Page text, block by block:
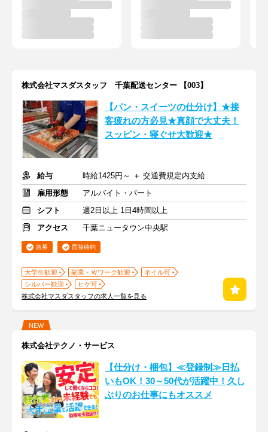
株式会社マスダスタッフ 千葉配送センター 【003】
【パン・スイーツの仕分け】★接
客疲れの方必見★真顔で大丈夫！
スッピン・寝ぐせ大歓迎★
給与
時給1425円～ ＋ 交通費規定内支給
雇用形態
アルバイト・パート
シフト
週2日以上 1日4時間以上
アクセス
千葉ニュータウン中央駅
急募 面接確約
大学生歓迎 副業・Ｗワーク歓迎
ネイル可
シルバー歓迎
ヒゲ可
株式会社マスダスタッフの求人一覧を見る
NEW
株式会社テクノ・サービス
【仕分け・梱包】≪登録制≫日払
いもOK！30～50代が活躍中！久し
ぶりのお仕事にもオススメ